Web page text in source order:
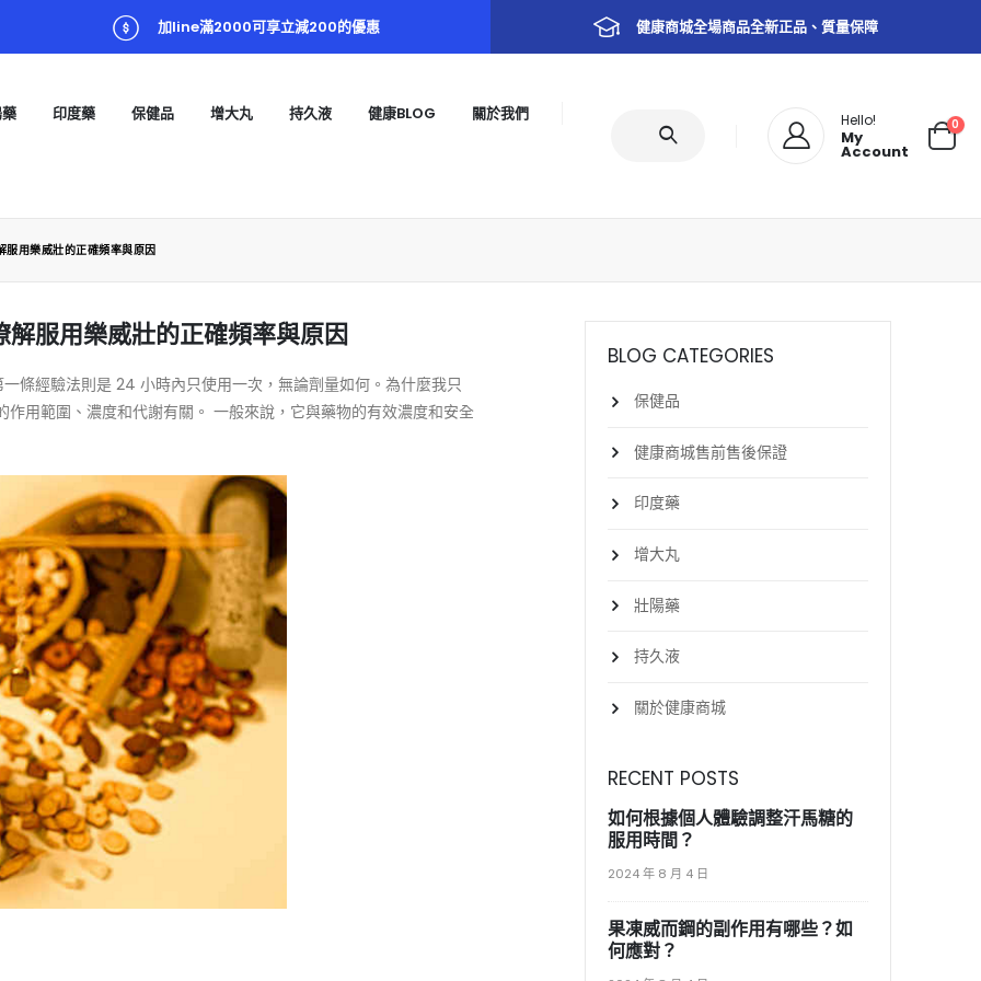
加line滿2000可享立減200的優惠 健康商城全場商品全新正品、質量保障
印度藥 保健品 增大丸 持久液 健康BLOG 關於我們 Hello!
My
Account
0
用樂威壯的正確頻率與原因
服用樂威壯的正確頻率與原因
一條經驗法則是 24 小時內只使用一次，無論劑量如何。為什麼我只
作用範圍、濃度和代謝有關。 一般來說，它與藥物的有效濃度和安全
BLOG CATEGORIES
保健品
健康商城售前售後保證
印度藥
增大丸
壯陽藥
持久液
關於健康商城
RECENT POSTS
如何根據個人體驗調整汗馬糖的
服用時間？
2024 年 8 月 4 日
果凍威而鋼的副作用有哪些？如
何應對？